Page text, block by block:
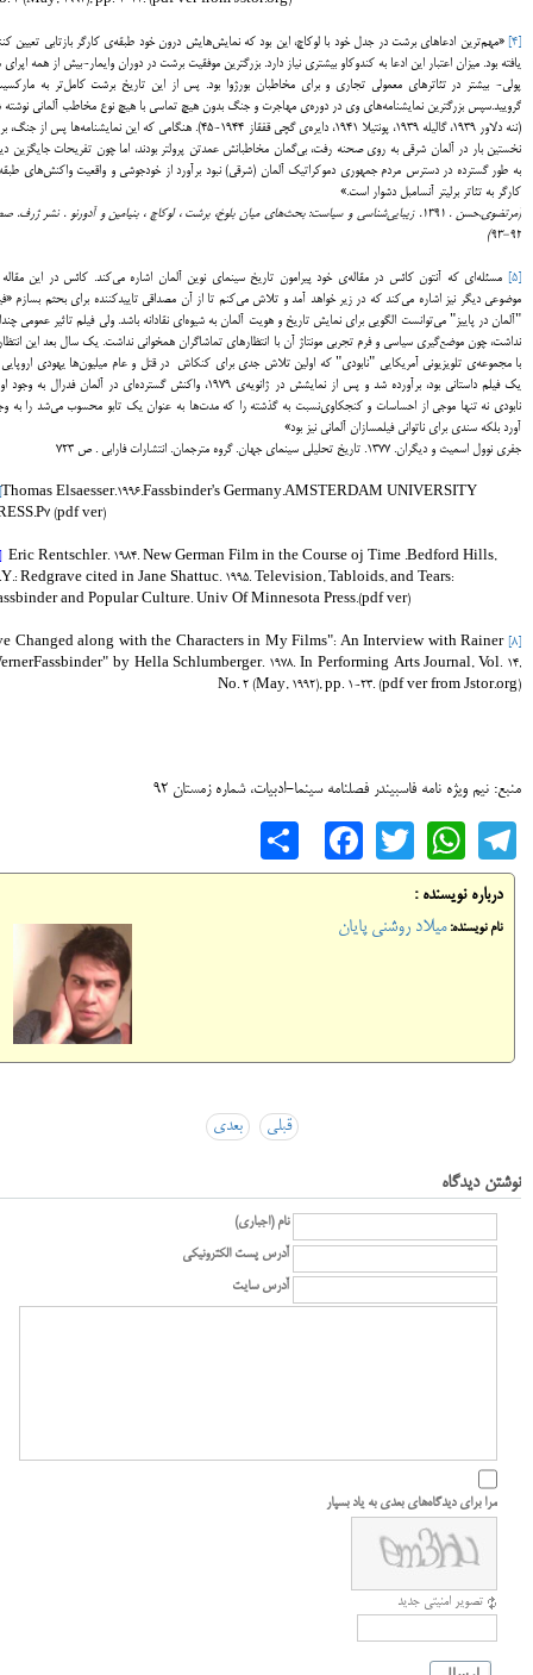
«مهم‌ترین ادعاهای برشت در جدل خود با لوکاچ، این بود که نمایش‌هایش درون خود طبقه‌ی کارگر بازتابی تعیین
یافته بود. میزان اعتبار این ادعا به کندوکاو بیشتری نیاز دارد. بزرگترین موفقیت برشت در دوران وایمار-بیش از همه
پولی- بیشتر در تئاترهای معمولی تجاری و برای مخاطبان بورژوا بود. پس از این تاریخ برشت کامل‌تر به
گرویید.سپس بزرگترین نمایشنامه‌های وی در دوره‌ی مهاجرت و جنگ بدون هیچ تماسی با هیچ نوع مخاطب آلمانی
(ننه دلاور 1939، گالیله 1939، پونتیلا 1941، دایره‌ی گچی قفقاز 1944-45). هنگامی که این نمایشنامه‌ها پس از
نخستین بار در آلمان شرقی به روی صحنه رفت، بی‌گمان مخاطبانش عمدتن پرولتر بودند، اما چون تفریحات جایگزین
به طور گسترده در دسترس مردم جمهوری دموکراتیک آلمان (شرقی) نبود برآورد از خودجوشی و واقعیت واکنش‌های
کارگر به تئاتر برلیتر آنسامبل دشوار است.»
(مرتضوی.حسن . 1391. زیبایی‌شناسی و سیاست: بحث‌های میان بلوخ، برشت ، لوکاچ ، بنیامین و آدورنو . نشر
92-93)
مسئله‌ای که آنتون کائس در مقاله‌ی خود پیرامون تاریخ سینمای نوین آلمان اشاره می‌کند. کائس در این
موضوعی دیگر نیز اشاره می‌کند که در زیر خواهد آمد و تلاش می‌کنم تا از آن مصداقی تاییدکننده برای بحثم بسازم
"آلمان در پاییز" می‌توانست الگویی برای نمایش تاریخ و هویت آلمان به شیوه‌ای نقادانه باشد. ولی فیلم تاثیر عمومی
نداشت، چون موضع‌گیری سیاسی و فرم تجربی مونتاژ آن با انتظارهای تماشاگران همخوانی نداشت. یک سال بعد این
با مجموعه‌ی تلویزیونی آمریکایی "نابودی" که اولین تلاش جدی برای کنکاش در قتل و عام میلیون‌ها یهودی
یک فیلم داستانی بود، برآورده شد و پس از نمایشش در ژانویه‌ی 1979، واکنش گسترده‌ای در آلمان فدرال به
نابودی نه تنها موجی از احساسات و کنجکاوی‌نسبت به گذشته را که مدت‌ها به عنوان یک تابو محسوب می‌شد را به
آورد بلکه سندی برای ناتوانی فیلمسازان آلمانی نیز بود»
جفری نوول اسمیث و دیگران. 1377. تاریخ تحلیلی سینمای جهان. گروه مترجمان. انتشارات فارابی . ص 723
Thomas Elsaesser.1996.Fassbinder's Germany.AMSTERDAM UNIVERSITY
(pdf ver)
Eric Rentschler. 1984. New German Film in the Course oj Time .Bedford Hills,
Redgrave cited in Jane Shattuc. 1995. Television, Tabloids, and Tears:
and Popular Culture. Univ Of Minnesota Press.(pdf ver)
Changed along with the Characters in My Films": An Interview with Rainer
by Hella Schlumberger. 1978. In Performing Arts Journal, Vol. 14,
No. 2 (May, 1992), pp. 1-23. (pdf ver from Jstor.org)
منبع: نیم ویژه نامه فاسبیندر فصلنامه سینما-ادبیات، شماره زمستان 92
Telegram
WhatsApp
Twitter
Facebook
درباره نویسنده :
نام نویسنده: میلاد روشنی پایان
قبلی بعدی
نوشتن دیدگاه
نام (اجباری)
آدرس پست الکترونیکی
آدرس سایت
مرا برای دیدگاه‌های بعدی به یاد بسپار
تصویر امنیتی جدید